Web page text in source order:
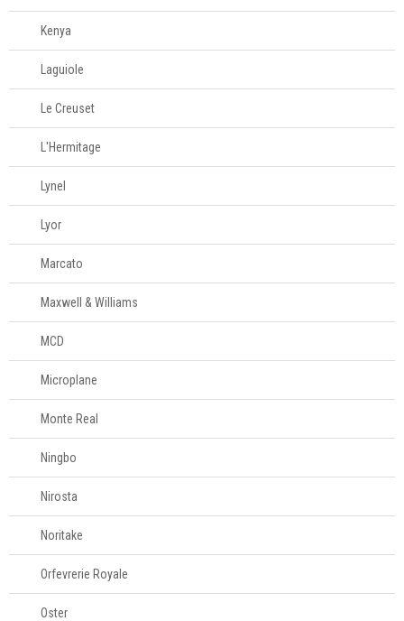
Kenya
Laguiole
Le Creuset
L'Hermitage
Lynel
Lyor
Marcato
Maxwell & Williams
MCD
Microplane
Monte Real
Ningbo
Nirosta
Noritake
Orfevrerie Royale
Oster